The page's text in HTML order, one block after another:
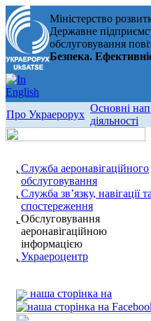
Міністерство
Державне
обслуговування
Безпека.
Про Украерорух
Основні
діяльності
Служба аеронавігаційного
обслуговування
Служба зв’язку, навігації та
спостереження
Обслуговування
аеронавігаційною
інформацією
Украероцентр
наша сторінка на